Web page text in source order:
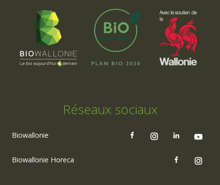
Réseaux sociaux
Biowallonie
Biowallonie Horeca